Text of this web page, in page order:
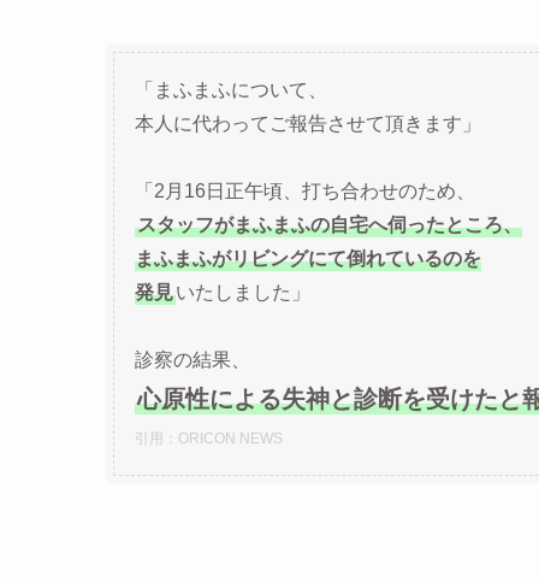
「まふまふについて、
本人に代わってご報告させて頂きます」
「2月16日正午頃、打ち合わせのため、
スタッフがまふまふの自宅へ伺ったところ、
まふまふがリビングにて倒れているのを
発見いたしました」
診察の結果、
心原性による失神と診断を受けたと
引用：ORICON NEWS